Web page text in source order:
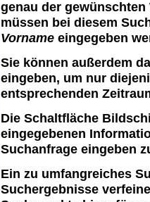
genau der
müssen bei diesem
Vorname eingegeben
Sie können außerdem
eingeben, um nur
entsprechenden
Die Schaltfläche
eingegebenen
Suchanfrage eingeben
Ein zu umfangreiches
Suchergebnisse